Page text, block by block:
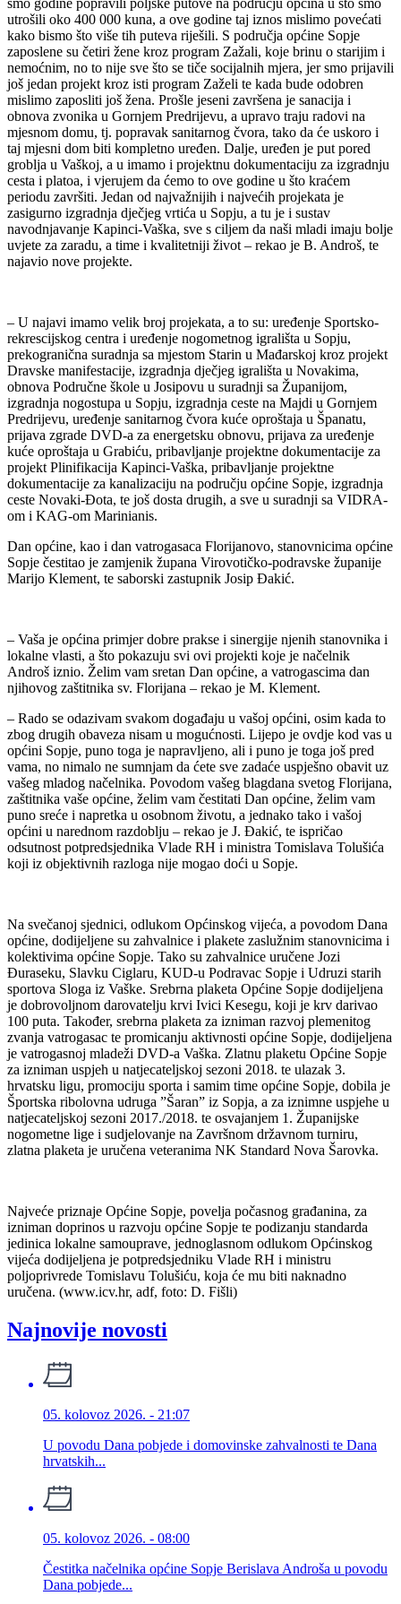
utrošili oko 400 000 kuna, a ove godine taj iznos mislimo povećati
kako bismo što više tih puteva riješili. S područja općine Sopje
zaposlene su četiri žene kroz program Zažali, koje brinu o starijim i
nemoćnim, no to nije sve što se tiče socijalnih mjera, jer smo prijavili
još jedan projekt kroz isti program Zaželi te kada bude odobren
mislimo zaposliti još žena. Prošle jeseni završena je sanacija i
obnova zvonika u Gornjem Predrijevu, a upravo traju radovi na
mjesnom domu, tj. popravak sanitarnog čvora, tako da će uskoro i
taj mjesni dom biti kompletno uređen. Dalje, uređen je put pored
groblja u Vaškoj, a u imamo i projektnu dokumentaciju za izgradnju
cesta i platoa, i vjerujem da ćemo to ove godine u što kraćem
periodu završiti. Jedan od najvažnijih i najvećih projekata je
zasigurno izgradnja dječjeg vrtića u Sopju, a tu je i sustav
navodnjavanje Kapinci-Vaška, sve s ciljem da naši mladi imaju bolje
uvjete za zaradu, a time i kvalitetniji život – rekao je B. Androš, te
najavio nove projekte.
– U najavi imamo velik broj projekata, a to su: uređenje Sportsko-
rekrescijskog centra i uređenje nogometnog igrališta u Sopju,
prekogranična suradnja sa mjestom Starin u Mađarskoj kroz projekt
Dravske manifestacije, izgradnja dječjeg igrališta u Novakima,
obnova Područne škole u Josipovu u suradnji sa Županijom,
izgradnja nogostupa u Sopju, izgradnja ceste na Majdi u Gornjem
Predrijevu, uređenje sanitarnog čvora kuće oproštaja u Španatu,
prijava zgrade DVD-a za energetsku obnovu, prijava za uređenje
kuće oproštaja u Grabiću, pribavljanje projektne dokumentacije za
projekt Plinifikacija Kapinci-Vaška, pribavljanje projektne
dokumentacije za kanalizaciju na području općine Sopje, izgradnja
ceste Novaki-Đota, te još dosta drugih, a sve u suradnji sa VIDRA-
om i KAG-om Marinianis.
Dan općine, kao i dan vatrogasaca Florijanovo, stanovnicima općine
Sopje čestitao je zamjenik župana Virovotičko-podravske županije
Marijo Klement, te saborski zastupnik Josip Đakić.
– Vaša je općina primjer dobre prakse i sinergije njenih stanovnika i
lokalne vlasti, a što pokazuju svi ovi projekti koje je načelnik
Androš iznio. Želim vam sretan Dan općine, a vatrogascima dan
njihovog zaštitnika sv. Florijana – rekao je M. Klement.
– Rado se odazivam svakom događaju u vašoj općini, osim kada to
zbog drugih obaveza nisam u mogućnosti. Lijepo je ovdje kod vas u
općini Sopje, puno toga je napravljeno, ali i puno je toga još pred
vama, no nimalo ne sumnjam da ćete sve zadaće uspješno obavit uz
vašeg mladog načelnika. Povodom vašeg blagdana svetog Florijana,
zaštitnika vaše općine, želim vam čestitati Dan općine, želim vam
puno sreće i napretka u osobnom životu, a jednako tako i vašoj
općini u narednom razdoblju – rekao je J. Đakić, te ispričao
odsutnost potpredsjednika Vlade RH i ministra Tomislava Tolušića
koji iz objektivnih razloga nije mogao doći u Sopje.
Na svečanoj sjednici, odlukom Općinskog vijeća, a povodom Dana
općine, dodijeljene su zahvalnice i plakete zaslužnim stanovnicima i
kolektivima općine Sopje. Tako su zahvalnice uručene Jozi
Đuraseku, Slavku Ciglaru, KUD-u Podravac Sopje i Udruzi starih
sportova Sloga iz Vaške. Srebrna plaketa Općine Sopje dodijeljena
je dobrovoljnom darovatelju krvi Ivici Kesegu, koji je krv darivao
100 puta. Također, srebrna plaketa za izniman razvoj plemenitog
zvanja vatrogasac te promicanju aktivnosti općine Sopje, dodijeljena
je vatrogasnoj mladeži DVD-a Vaška. Zlatnu plaketu Općine Sopje
za izniman uspjeh u natjecateljskoj sezoni 2018. te ulazak 3.
hrvatsku ligu, promociju sporta i samim time općine Sopje, dobila je
Športska ribolovna udruga ”Šaran” iz Sopja, a za iznimne uspjehe u
natjecateljskoj sezoni 2017./2018. te osvajanjem 1. Županijske
nogometne lige i sudjelovanje na Završnom državnom turniru,
zlatna plaketa je uručena veteranima NK Standard Nova Šarovka.
Najveće priznaje Općine Sopje, povelja počasnog građanina, za
izniman doprinos u razvoju općine Sopje te podizanju standarda
jedinica lokalne samouprave, jednoglasnom odlukom Općinskog
vijeća dodijeljena je potpredsjedniku Vlade RH i ministru
poljoprivrede Tomislavu Tolušiću, koja će mu biti naknadno
uručena. (www.icv.hr, adf, foto: D. Fišli)
Najnovije novosti
05. kolovoz 2026. - 21:07
U povodu Dana pobjede i domovinske zahvalnosti te Dana
hrvatskih...
05. kolovoz 2026. - 08:00
Čestitka načelnika općine Sopje Berislava Androša u povodu
Dana pobjede...